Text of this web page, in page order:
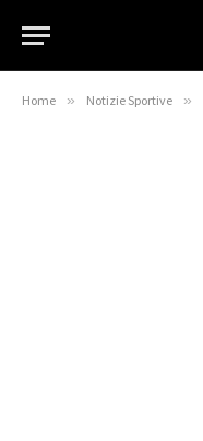
Home » Notizie Sportive »